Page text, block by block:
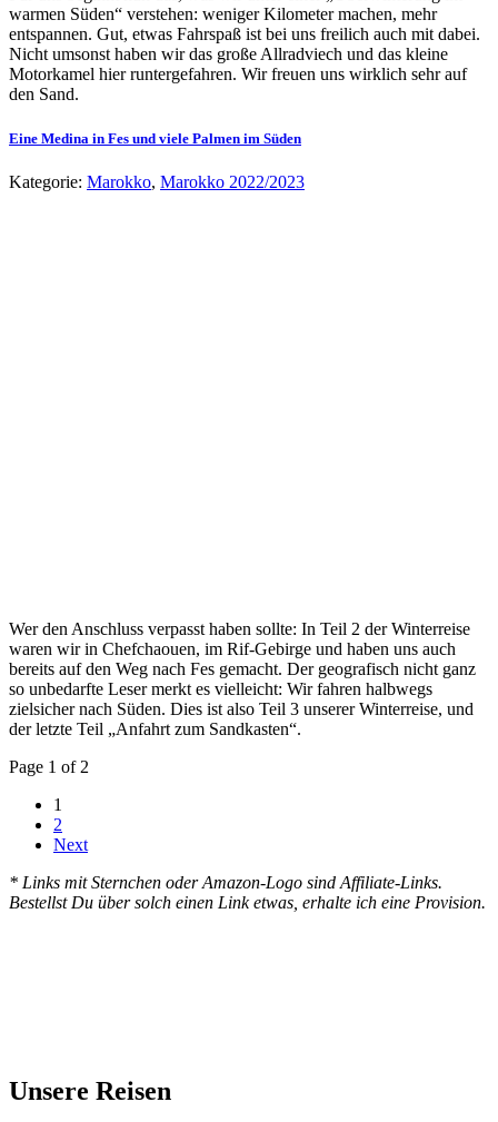
warmen Süden“ verstehen: weniger Kilometer machen, mehr
entspannen. Gut, etwas Fahrspaß ist bei uns freilich auch mit dabei.
Nicht umsonst haben wir das große Allradviech und das kleine
Motorkamel hier runtergefahren. Wir freuen uns wirklich sehr auf
den Sand.
Eine Medina in Fes und viele Palmen im Süden
Kategorie: Marokko, Marokko 2022/2023
Wer den Anschluss verpasst haben sollte: In Teil 2 der Winterreise
waren wir in Chefchaouen, im Rif-Gebirge und haben uns auch
bereits auf den Weg nach Fes gemacht. Der geografisch nicht ganz
so unbedarfte Leser merkt es vielleicht: Wir fahren halbwegs
zielsicher nach Süden. Dies ist also Teil 3 unserer Winterreise, und
der letzte Teil „Anfahrt zum Sandkasten“.
Page 1 of 2
1
2
Next
* Links mit Sternchen oder Amazon-Logo sind Affiliate-Links.
Bestellst Du über solch einen Link etwas, erhalte ich eine Provision.
Unsere Reisen